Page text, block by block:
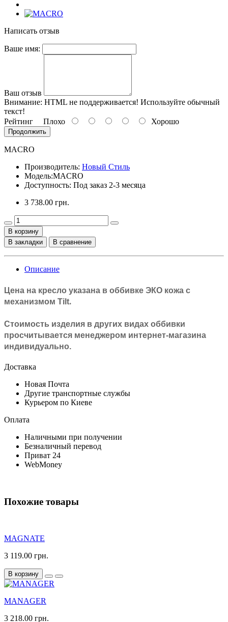
Написать отзыв
Ваше имя:
Ваш отзыв
Внимание: HTML не поддерживается! Используйте обычный
текст!
Рейтинг Плохо Хорошо
Продолжить
MACRO
Производитель: Новый Стиль
Модель:MACRO
Доступность: Под заказ 2-3 месяца
3 738.00 грн.
В корзину
В закладки
В сравнение
Описание
Цена на кресло указана в оббивке ЭКО кожа с
механизмом Tilt.
Стоимость изделия в других видах оббивки
просчитывается менеджером интернет-магазина
индивидуально.
Доставка
Новая Почта
Другие транспортные службы
Курьером по Киеве
Оплата
Наличными при получении
Безналичный перевод
Приват 24
WebMoney
Похожие товары
MAGNATE
3 119.00 грн.
В корзину
MANAGER
3 218.00 грн.